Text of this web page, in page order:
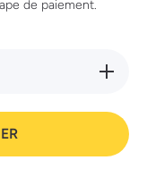
de paiement.
SKIN